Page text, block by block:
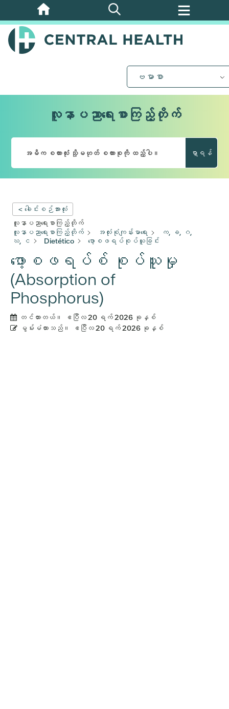
အဓိက
အကြောင်းအရာ
သို့
ဗမာစာ
လူနာပညာရေးစာကြည့်တိုက်
ရှာရန်
< ခေါင်းစဉ်အားလုံး
လူနာပညာရေးစာကြည့်တိုက်
လူနာပညာရေးစာကြည့်တိုက်
အလုံးစုံကျန်းမာရေး
က, ခ, ဂ,
ဃ, င
Dietético ဖော့စဖရပ်စုပ်ယူခြင်း
ဖော့စဖရပ်စ် စုပ်ယူမှု
(Absorption of
Phosphorus)
တင်ထားတယ်။
ဧပြီလ 20 ရက် 2026 ခုနှစ်
မွမ်းမံထားသည်။
ဧပြီလ 20 ရက် 2026 ခုနှစ်